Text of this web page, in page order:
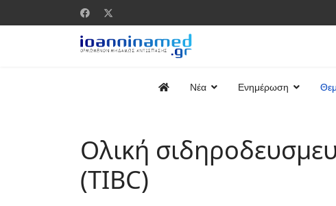
Νέα Ενημέρωση
Ολική
(TIBC)